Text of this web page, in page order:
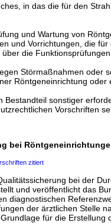
in das die für den
und Wartung von
und Vorrichtungen, die
die
Störmaßnahmen oder
Röntgeneinrichtung oder
Bestandteil sonstiger
Vorschriften
bei
zitiert
bei der
und veröffentlicht das
diagnostischen
der ärztlichen Stelle
für die Erstellung